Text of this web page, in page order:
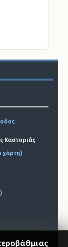
Καστοριάς
χάρτη)